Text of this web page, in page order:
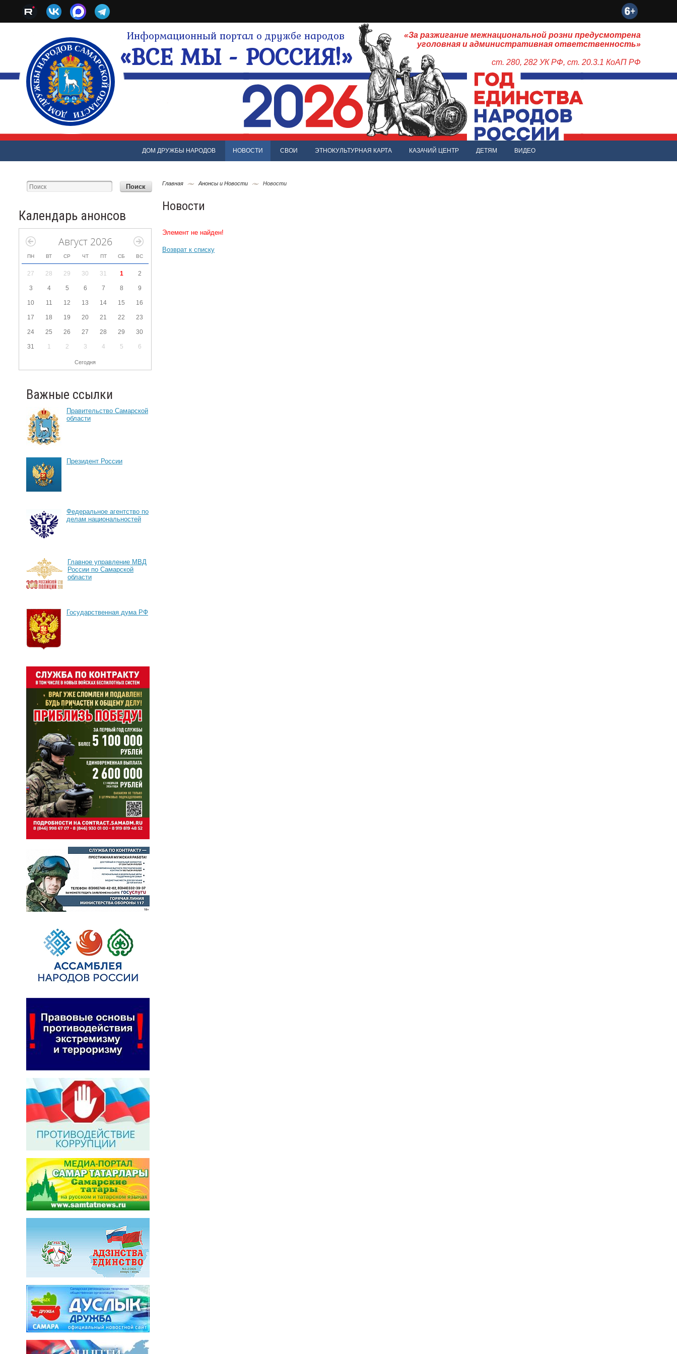
Информационный портал о дружбе народов
«ВСЕ МЫ - РОССИЯ!»
«За разжигание межнациональной розни предусмотрена
уголовная и административная ответственность»
ст. 280, 282 УК РФ, ст. 20.3.1 КоАП РФ
ДОМ ДРУЖБЫ НАРОДОВ НОВОСТИ СВОИ ЭТНОКУЛЬТУРНАЯ КАРТА КАЗАЧИЙ ЦЕНТР ДЕТЯМ ВИДЕО
Календарь анонсов
Август 2026
ПН ВТ СР ЧТ ПТ СБ ВС
27 28 29 30 31 1 2
3 4 5 6 7 8 9
10 11 12 13 14 15 16
17 18 19 20 21 22 23
24 25 26 27 28 29 30
31 1 2 3 4 5 6
Сегодня
Важные ссылки
Правительство Самарской
области
Президент России
Федеральное агентство по
делам национальностей
Главное управление МВД
России по Самарской
области
Государственная дума РФ
Главная Анонсы и Новости Новости
Новости
Элемент не найден!
Возврат к списку